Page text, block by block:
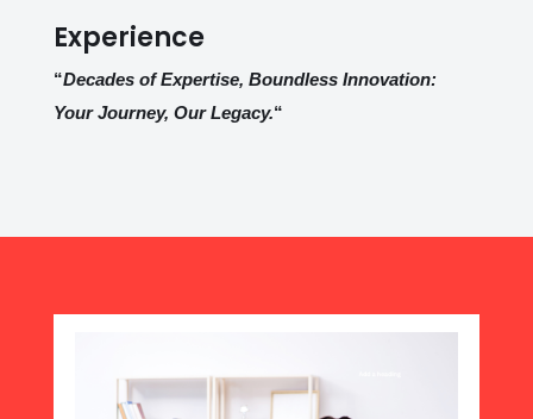
Experience
“Decades of Expertise, Boundless Innovation:
Your Journey, Our Legacy.“